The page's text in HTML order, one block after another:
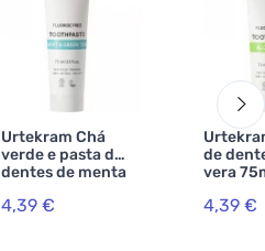
Urtekram Chá
verde e pasta de
dentes de menta
4,39 €
de
vera
4,39 €